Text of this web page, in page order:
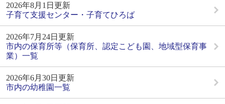
2026年8月1日更新
子育て支援センター・子育てひろば
2026年7月24日更新
市内の保育所等（保育所、認定こども園、地域型保育事
業）一覧
2026年6月30日更新
市内の幼稚園一覧